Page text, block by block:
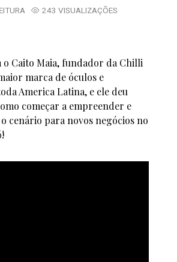
243 VISUALIZAÇÕES
o Caito Maia, fundador da Chilli
marca de óculos e
America Latina, e ele deu
começar a empreender e
cenário para novos negócios no